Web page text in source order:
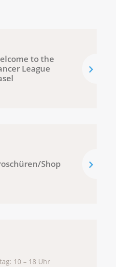
to the
League
Shop
10 – 18 Uhr